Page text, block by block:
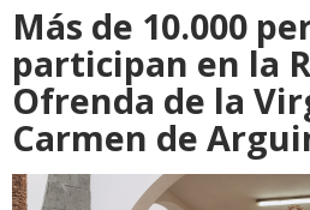
Más de 10.000
participan en la
Ofrenda de la
Carmen de